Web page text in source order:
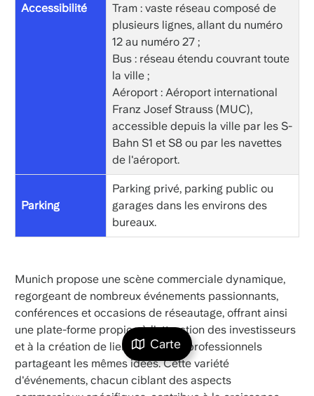
Carte
Accessibilité
Tram : vaste réseau composé de
plusieurs lignes, allant du numéro
12 au numéro 27 ;
Bus : réseau étendu couvrant toute
la ville ;
Aéroport : Aéroport international
Franz Josef Strauss (MUC),
accessible depuis la ville par les S-
Bahn S1 et S8 ou par les navettes
de l'aéroport.
Parking
Parking privé, parking public ou
garages dans les environs des
bureaux.
Munich propose une scène commerciale dynamique,
regorgeant de nombreux événements passionnants,
conférences et occasions de réseautage, offrant ainsi
une plate-forme propice à l'attraction des investisseurs
et à la création de liens entre des professionnels
partageant les mêmes idées. Cette variété
d'événements, chacun ciblant des aspects